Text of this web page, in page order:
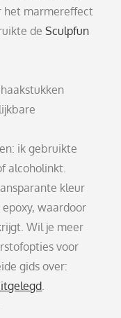
het marmereffect
deSculpfun
ik gebruikte
alcoholinkt.
kleur
waardoor
Wil je meer
voor
gids over:
.